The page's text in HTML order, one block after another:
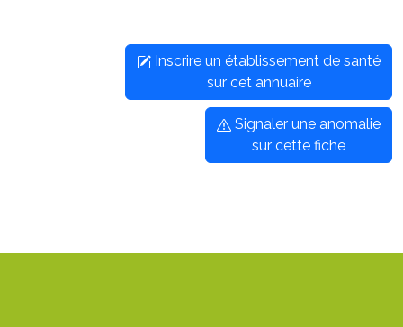
Inscrire un établissement de santé
sur cet annuaire
Signaler une anomalie
sur cette fiche